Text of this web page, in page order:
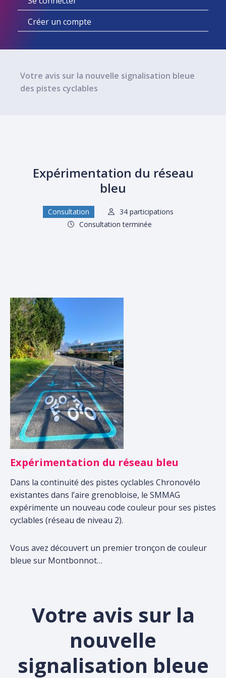
votre
rechercheCréer un compte
Votre avis sur la nouvelle signalisation bleue
des pistes cyclables
Expérimentation du réseau
bleu
Consultation
34 participations
Consultation terminée
Expérimentation du réseau bleu
Dans la continuité des pistes cyclables Chronovélo
existantes dans l’aire grenobloise, le SMMAG
expérimente un nouveau code couleur pour ses pistes
cyclables (réseau de niveau 2).
Vous avez découvert un premier tronçon de couleur
bleue sur Montbonnot…
Votre avis sur la
nouvelle
signalisation bleue